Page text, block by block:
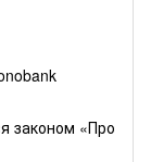
законом «Про